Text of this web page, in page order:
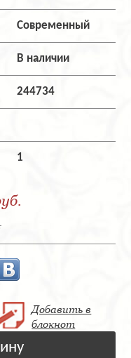
Современный
В наличии
244734
1
Добавить в
блокнот